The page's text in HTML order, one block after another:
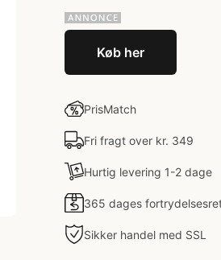
Køb her
PrisMatch
Fri fragt over kr. 349
Hurtig levering 1-2 dage
365 dages
Sikker handel med SSL